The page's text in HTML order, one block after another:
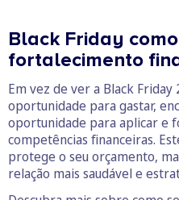
Black Friday
fortalecimento
Em vez de ver a Black Friday
oportunidade para gastar,
oportunidade para aplicar e
competências financeiras.
protege o seu orçamento,
relação mais saudável e